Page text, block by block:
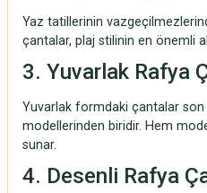
Yaz tatillerinin
çantalar, plaj stilinin en önemli
3. Yuvarlak Rafya
Yuvarlak formdaki çantalar son
modellerinden biridir. Hem
sunar.
4. Desenli Rafya